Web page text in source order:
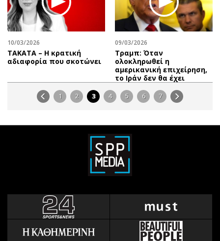
10/03/2026
ΤΑΚΑΤΑ – Η κρατική
αδιαφορία που σκοτώνει
09/03/2026
Τραμπ: Όταν
ολοκληρωθεί η
αμερικανική επιχείρηση,
το Ιράν δεν θα έχει
1 2 3 4 5 6 7